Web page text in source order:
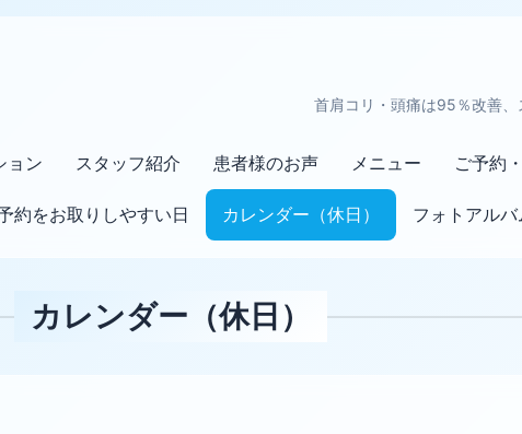
首肩コリ・頭痛は95％改善
ョン スタッフ紹介 患者様のお声 メニュー ご予約
約をお取りしやすい日 カレンダー（休日） フォトアルバ
カレンダー（休日）